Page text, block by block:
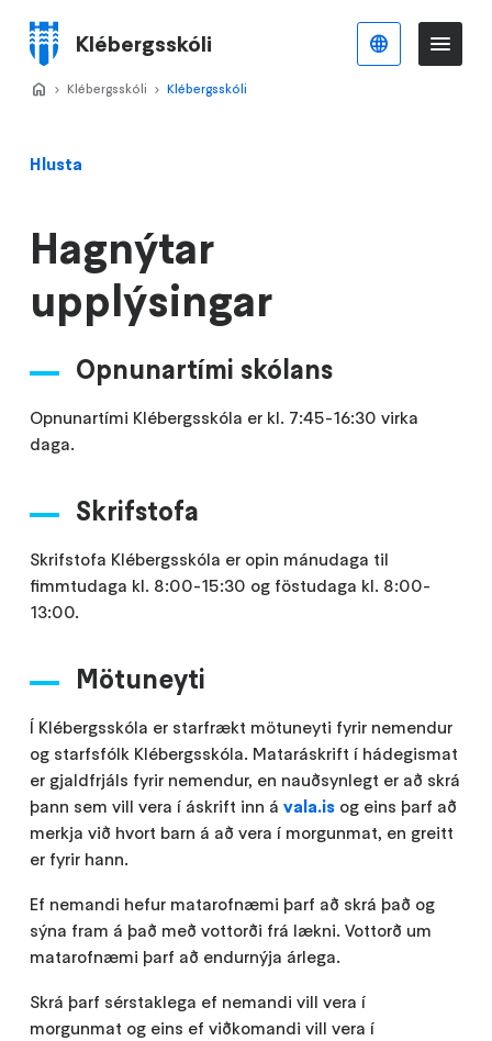
meginefni
Klébergsskóli
Valmynd
Hlusta
Hagnýtar
upplýsingar
Opnunartími skólans
Opnunartími Klébergsskóla er kl. 7:45-16:30 virka
daga.
Skrifstofa
Skrifstofa Klébergsskóla er opin mánudaga til
fimmtudaga kl. 8:00-15:30 og föstudaga kl. 8:00-
13:00.
Mötuneyti
Í Klébergsskóla er starfrækt mötuneyti fyrir nemendur
og starfsfólk Klébergsskóla. Mataráskrift í hádegismat
er gjaldfrjáls fyrir nemendur, en nauðsynlegt er að skrá
þann sem vill vera í áskrift inn ávala.is og eins þarf að
merkja við hvort barn á að vera í morgunmat, en greitt
er fyrir hann.
Ef nemandi hefur matarofnæmi þarf að skrá það og
sýna fram á það með vottorði frá lækni. Vottorð um
matarofnæmi þarf að endurnýja árlega.
Skrá þarf sérstaklega ef nemandi vill vera í
morgunmat og eins ef viðkomandi vill vera í
Home
>
Klébergsskóli >
Klébergsskóli
Íslenska